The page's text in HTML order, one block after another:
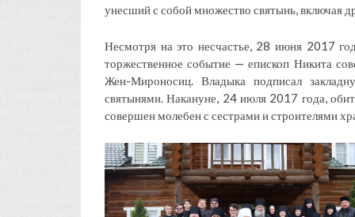
унесший с собой множество святынь, включая
Несмотря на это несчастье, 28 июня 2017
торжественное событие — епископ Никита
Жен-Мироносиц. Владыка подписал
святынями. Накануне, 24 июля 2017 года,
совершен молебен с сестрами и строителями